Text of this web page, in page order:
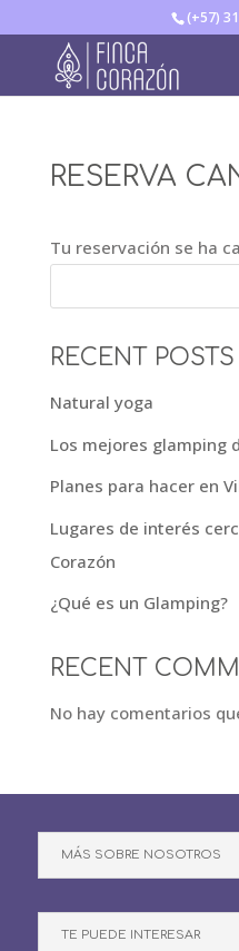
(+57)
RESERVA
Tu reservación se ha
RECENT POSTS
Natural yoga
Los mejores glamping
Planes para hacer en
Lugares de interés
Corazón
¿Qué es un Glamping?
RECENT
No hay comentarios
MÁS SOBRE NOSOTROS
TE PUEDE INTERESAR